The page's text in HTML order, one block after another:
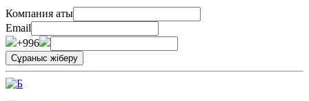
Компания аты
Email
+996